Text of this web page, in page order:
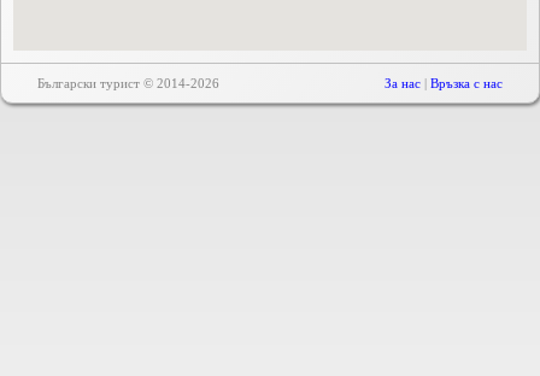
Български турист © 2014-2026 За нас | Връзка с нас